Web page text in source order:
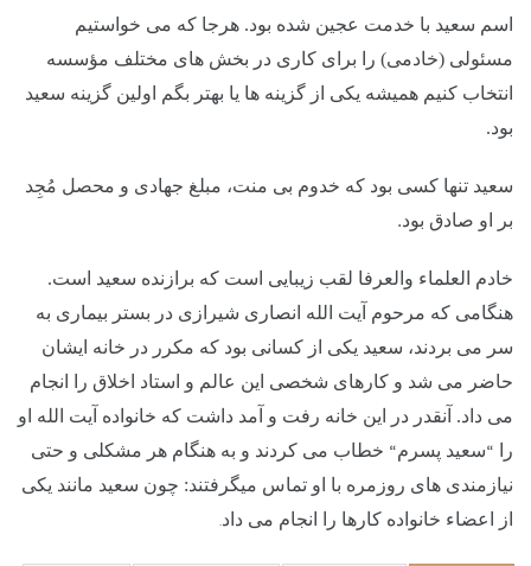
اسم سعید با خدمت عجین شده بود. هرجا که می خواستیم
مسئولی (خادمی) را برای کاری در بخش های مختلف مؤسسه
انتخاب کنیم همیشه یکی از گزینه ها یا بهتر بگم اولین گزینه سعید
بود.
سعید تنها کسی بود که خدوم بی منت، مبلغ جهادی و محصل مُجِد
بر او صادق بود.
خادم العلماء والعرفا لقب زیبایی است که برازنده سعید است.
هنگامی که مرحوم آیت الله انصاری شیرازی در بستر بیماری به
سر می بردند، سعید یکی از کسانی بود که مکرر در خانه ایشان
حاضر می شد و کارهای شخصی این عالم و استاد اخلاق را انجام
می داد. آنقدر در این خانه رفت و آمد داشت که خانواده آیت الله او
را “سعید پسرم“ خطاب می کردند و به هنگام هر مشکلی و حتی
نیازمندی های روزمره با او تماس میگرفتند: چون سعید مانند یکی
از اعضاء خانواده کارها را انجام می داد.